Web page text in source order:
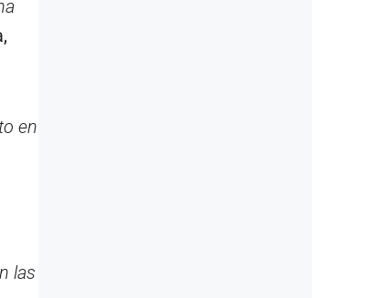
en
las